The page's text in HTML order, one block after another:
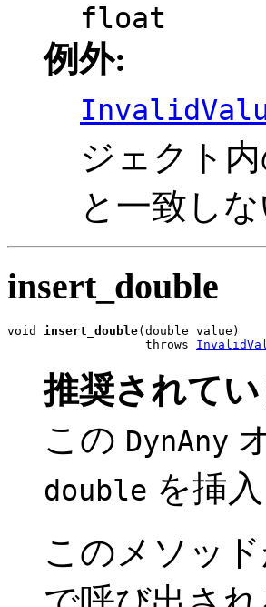
float
例外:
ジェクト
と一致し
insert_double
void insert_double(double value)
                   throws
推奨されてい
この DynAny
double を挿
このメソッ